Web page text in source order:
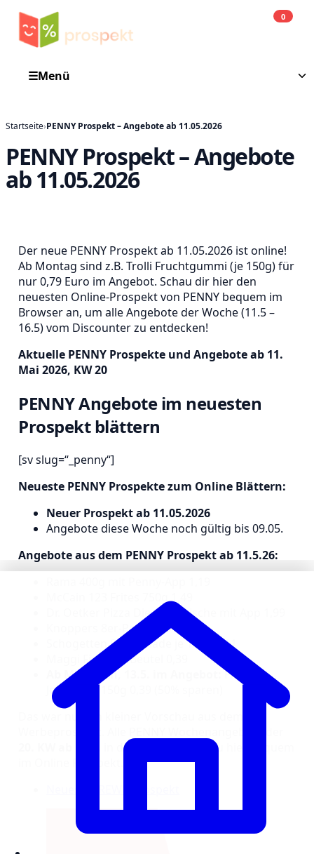
0
☰Menü
Startseite›PENNY Prospekt – Angebote ab 11.05.2026
PENNY Prospekt – Angebote
ab 11.05.2026
Der neue PENNY Prospekt ab 11.05.2026 ist online!
Ab Montag sind z.B. Trolli Fruchtgummi (je 150g) für
nur 0,79 Euro im Angebot. Schau dir hier den
neuesten Online-Prospekt von PENNY bequem im
Browser an, um alle Angebote der Woche (11.5 –
16.5) vom Discounter zu entdecken!
Aktuelle PENNY Prospekte und Angebote ab 11.
Mai 2026, KW 20
PENNY Angebote im neuesten
Prospekt blättern
[sv slug=“_penny“]
Neueste PENNY Prospekte zum Online Blättern:
Neuer Prospekt ab 11.05.2026
Angebote diese Woche noch gültig bis 09.05.
Angebote aus dem PENNY Prospekt ab 11.5.26:
McCain 123 Frites 750g 1,49
Dr. Oetker Pizza Die Ofenfrische mit App 1,99
Knoppers 8er-Pack 1,69
Schogetten Schokolade je 100g 1,11
Maggi Fix jeder Beutel 0,39
Ab Mittwoch, 13.5. im Angebot: Froop
Joghurt je 150g 0,39 (50% sparen)
in der Filiale findest du hier bequem